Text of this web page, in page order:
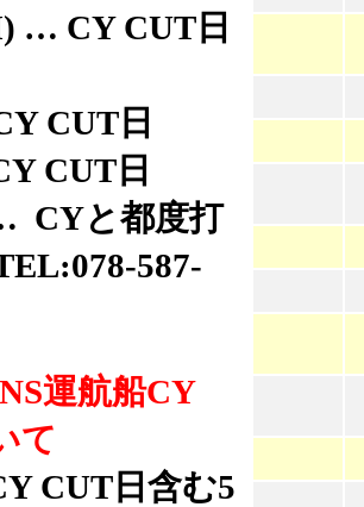
… CY CUT日
CUT日
CUT日
CYと都度打
587-
運航船CY
て
CUT日含む5